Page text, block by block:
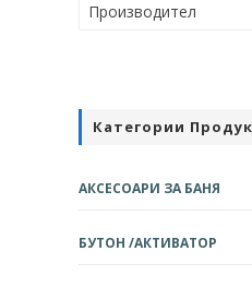
Производител
Категории
АКСЕСОАРИ ЗА БАНЯ
БУТОН /АКТИВАТОР